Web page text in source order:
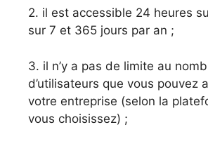
2. il est accessible 24 heures
sur 7 et 365 jours par an ;
3. il n’y a pas de limite au
d’utilisateurs que vous pouvez
votre entreprise (selon la
vous choisissez) ;